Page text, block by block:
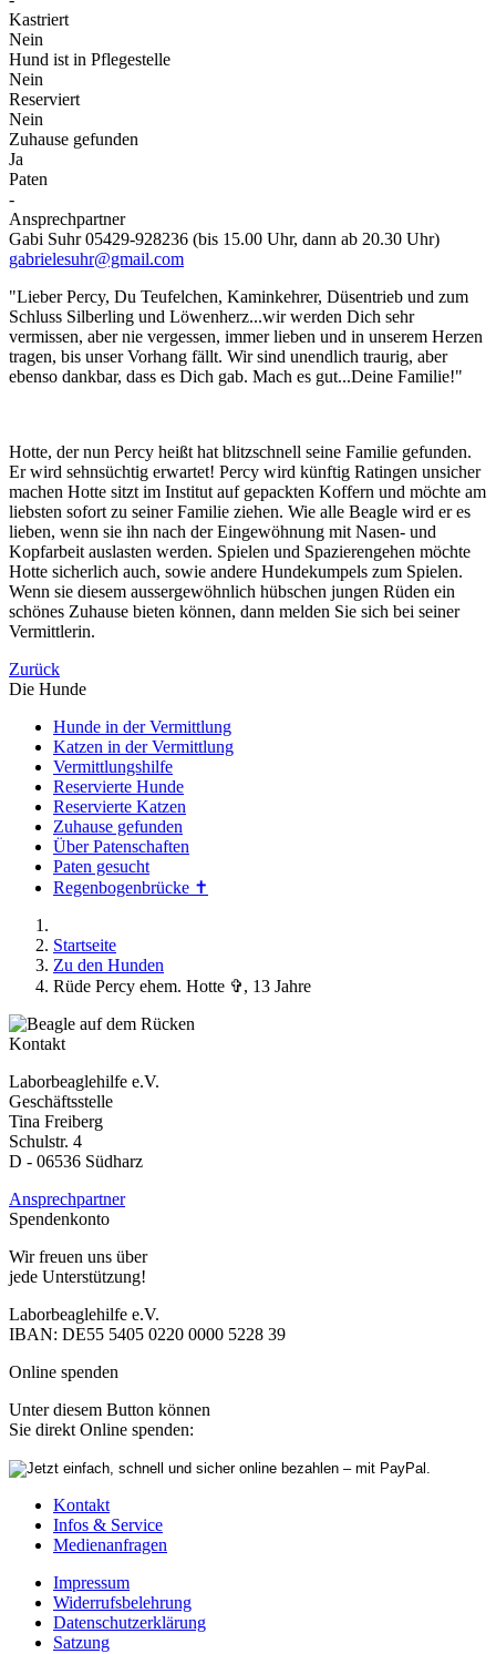
Kastriert
Nein
Hund ist in Pflegestelle
Nein
Reserviert
Nein
Zuhause gefunden
Ja
Paten
-
Ansprechpartner
Gabi Suhr 05429-928236 (bis 15.00 Uhr, dann ab 20.30 Uhr)
gabrielesuhr@gmail.com
"Lieber Percy, Du Teufelchen, Kaminkehrer, Düsentrieb und zum
Schluss Silberling und Löwenherz...wir werden Dich sehr
vermissen, aber nie vergessen, immer lieben und in unserem Herzen
tragen, bis unser Vorhang fällt. Wir sind unendlich traurig, aber
ebenso dankbar, dass es Dich gab. Mach es gut...Deine Familie!"
Hotte, der nun Percy heißt hat blitzschnell seine Familie gefunden.
Er wird sehnsüchtig erwartet! Percy wird künftig Ratingen unsicher
machen Hotte sitzt im Institut auf gepackten Koffern und möchte am
liebsten sofort zu seiner Familie ziehen. Wie alle Beagle wird er es
lieben, wenn sie ihn nach der Eingewöhnung mit Nasen- und
Kopfarbeit auslasten werden. Spielen und Spazierengehen möchte
Hotte sicherlich auch, sowie andere Hundekumpels zum Spielen.
Wenn sie diesem aussergewöhnlich hübschen jungen Rüden ein
schönes Zuhause bieten können, dann melden Sie sich bei seiner
Vermittlerin.
Zurück
Die Hunde
Hunde in der Vermittlung
Katzen in der Vermittlung
Vermittlungshilfe
Reservierte Hunde
Reservierte Katzen
Zuhause gefunden
Über Patenschaften
Paten gesucht
Regenbogenbrücke ✝
Startseite
Zu den Hunden
Rüde Percy ehem. Hotte ✞, 13 Jahre
Kontakt
Laborbeaglehilfe e.V.
Geschäftsstelle
Tina Freiberg
Schulstr. 4
D - 06536 Südharz
Ansprechpartner
Spendenkonto
Wir freuen uns über
jede Unterstützung!
Laborbeaglehilfe e.V.
IBAN: DE55 5405 0220 0000 5228 39
Online spenden
Unter diesem Button können
Sie direkt Online spenden:
Kontakt
Infos & Service
Medienanfragen
Impressum
Widerrufsbelehrung
Datenschutzerklärung
Satzung